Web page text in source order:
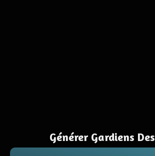
Générer Gardiens